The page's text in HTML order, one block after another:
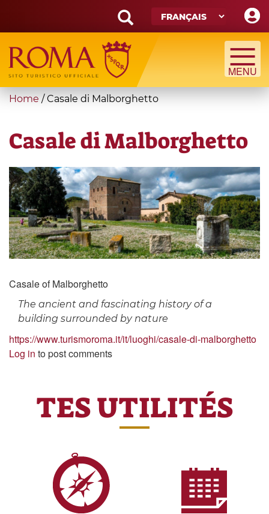
main
content
Search
form
Recherche
You
here
Home /Casale di Malborghetto
Casale di Malborghetto
Malborghetto
1920x700.jpg
Casale of Malborghetto
The ancient and fascinating history of a
building surrounded by nature
https://www.turismoroma.it/it/luoghi/casale-di-malborghetto
Log in to post comments
TES UTILITÉS